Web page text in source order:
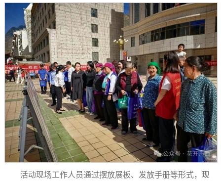
活动现场工作人员通过摆放展板、发放手册等形式，现